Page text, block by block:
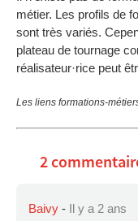
métier. Les profils de formation des repéreur·euse·s en activité
sont très variés.
plateau de tournage
réalisateur·rice peut
Les liens formations-
2
Baivy - Il y a 2 ans